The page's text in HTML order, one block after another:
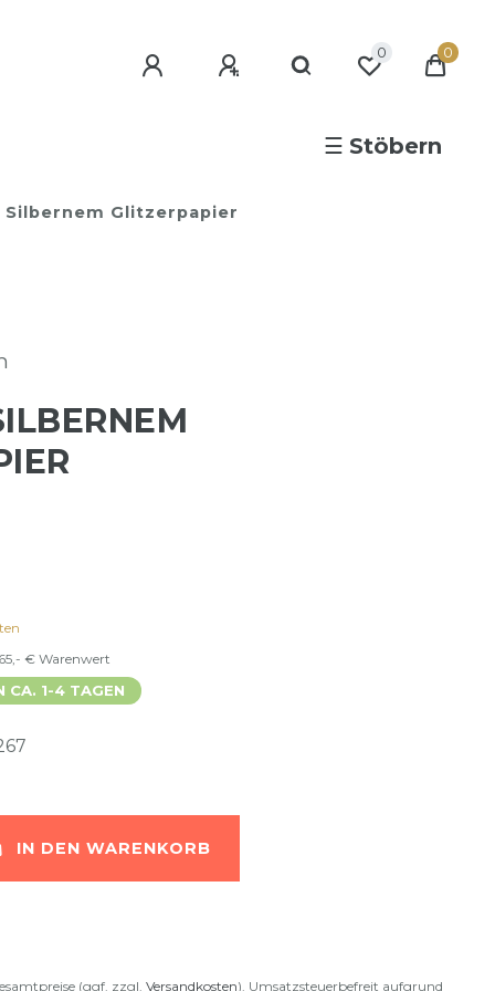
0
0
☰ Stöbern
Silbernem Glitzerpapier
€ Warenwert
CA. 1-4 TAGEN
IN DEN WARENKORB
(ggf. zzgl. Versandkosten). Umsatzsteuerbefreit aufgrund